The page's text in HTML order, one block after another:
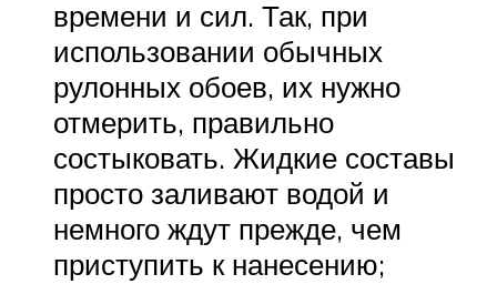
времени и сил. Так, при
использовании обычных
рулонных обоев, их нужно
отмерить, правильно
состыковать. Жидкие составы
просто заливают водой и
немного ждут прежде, чем
приступить к нанесению;